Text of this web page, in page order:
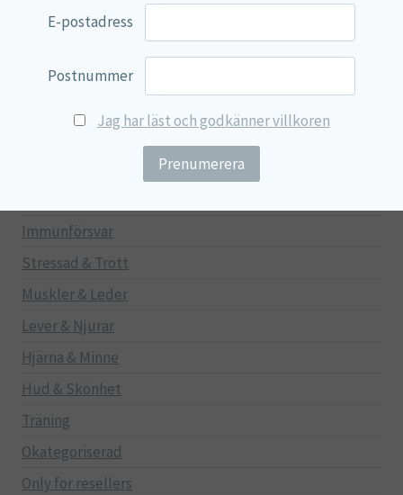
Svenska Örtmedicinska Institutet
Green Trade
Immunförsvar
Stressad & Trött
Muskler & Leder
Lever & Njurar
Hjärna & Minne
Hud & Skönhet
Träning
Okategoriserad
Only for resellers
E-postadress
Postnummer
Jag har läst och godkänner villkoren